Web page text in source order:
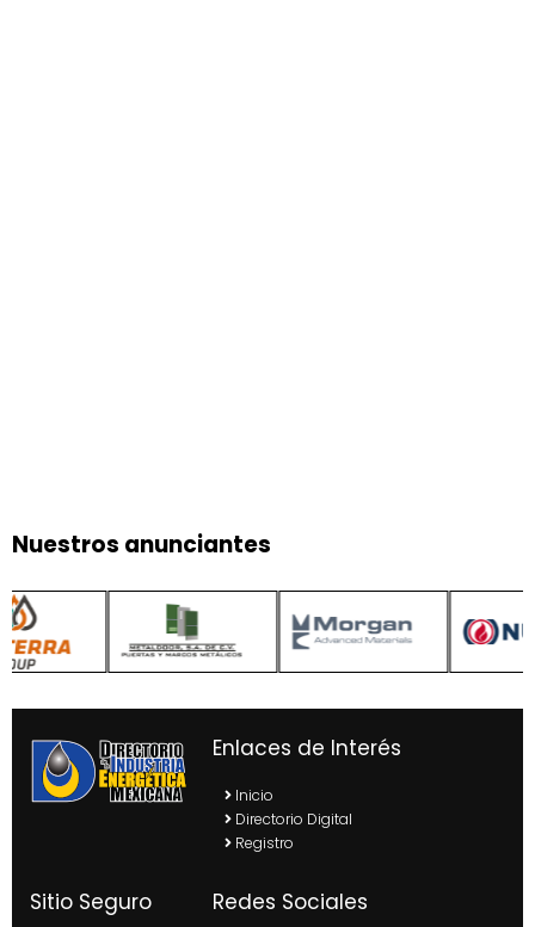
Nuestros anunciantes
Enlaces de Interés
Inicio
Directorio Digital
Registro
Sitio Seguro Redes Sociales